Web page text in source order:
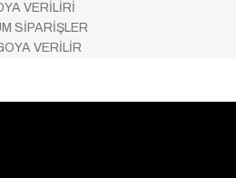
VERİLİRİ
SİPARİŞLER
VERİLİR